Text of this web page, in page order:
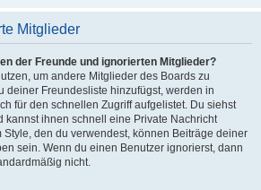
Mitglieder
der Freunde und ignorierten Mitglieder?
um andere Mitglieder des Boards zu
deiner Freundesliste hinzufügst, werden in
für den schnellen Zugriff aufgelistet. Du siehst
kannst ihnen schnell eine Private Nachricht
den du verwendest, können Beiträge deiner
sein. Wenn du einen Benutzer ignorierst, dann
nicht.